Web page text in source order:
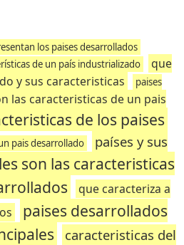
los paises desarrollados
de un país industrializado
que
y sus caracteristicas
paises
las caracteristicas de un pais
de los paises
pais desarrollado
países y sus
son las caracteristicas
que caracteriza a
paises desarrollados
caracteristicas del